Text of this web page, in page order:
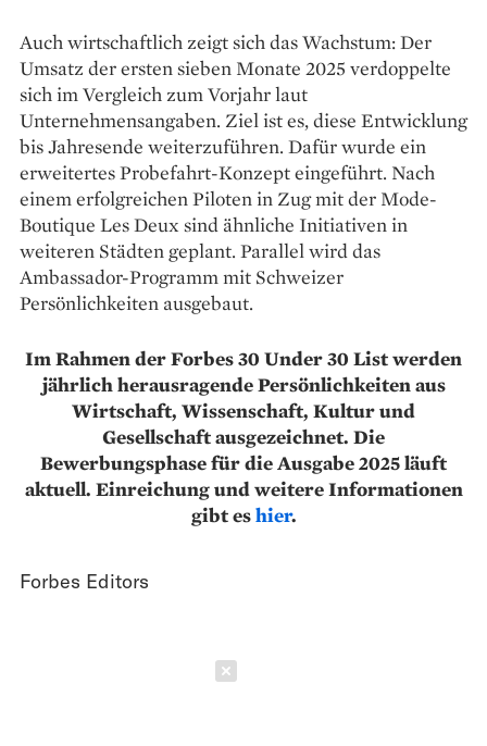
Auch wirtschaftlich zeigt sich das Wachstum: Der
Umsatz der ersten sieben Monate 2025 verdoppelte
sich im Vergleich zum Vorjahr laut
Unternehmensangaben. Ziel ist es, diese Entwicklung
bis Jahresende weiterzuführen. Dafür wurde ein
erweitertes Probefahrt-Konzept eingeführt. Nach
einem erfolgreichen Piloten in Zug mit der Mode-
Boutique Les Deux sind ähnliche Initiativen in
weiteren Städten geplant. Parallel wird das
Ambassador-Programm mit Schweizer
Persönlichkeiten ausgebaut.
Im Rahmen der Forbes 30 Under 30 List werden
jährlich herausragende Persönlichkeiten aus
Wirtschaft, Wissenschaft, Kultur und
Gesellschaft ausgezeichnet. Die
Bewerbungsphase für die Ausgabe 2025 läuft
aktuell. Einreichung und weitere Informationen
gibt eshier.
Forbes Editors